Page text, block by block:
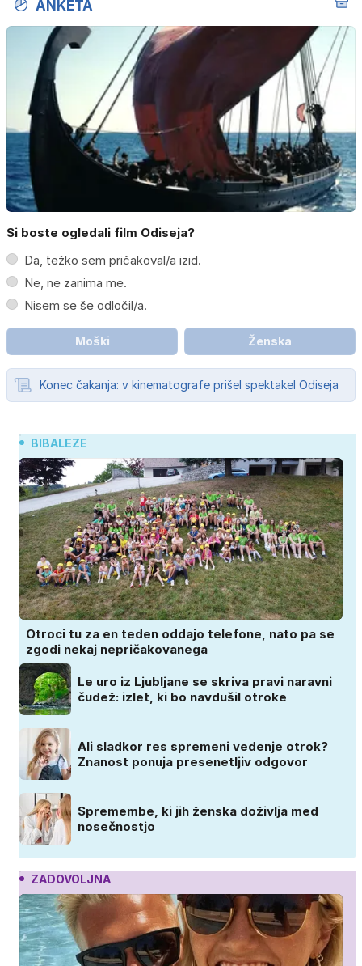
ANKETA
Si boste ogledali film Odiseja?
Da, težko sem pričakoval/a izid.
Ne, ne zanima me.
Nisem se še odločil/a.
Moški Ženska
Konec čakanja: v kinematografe prišel spektakel Odiseja
BIBALEZE
Otroci tu za en teden oddajo telefone, nato pa se
zgodi nekaj nepričakovanega
Le uro iz Ljubljane se skriva pravi naravni
čudež: izlet, ki bo navdušil otroke
Ali sladkor res spremeni vedenje otrok?
Znanost ponuja presenetljiv odgovor
Spremembe, ki jih ženska doživlja med
nosečnostjo
ZADOVOLJNA